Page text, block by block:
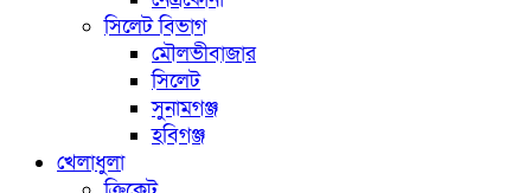
সিলেট বিভাগ
মৌলভীবাজার
সিলেট
সুনামগঞ্জ
হবিগঞ্জ
খেলাধুলা